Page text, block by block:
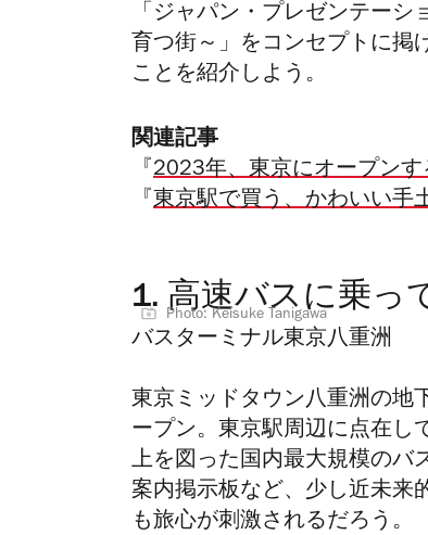
「ジャパン・プレゼンテー
育つ街～」をコンセプトに掲
ことを紹介しよう。
関連記事
『 2023年、東京にオープンす
『 東京駅で買う、かわいい手
1. 高速バスに乗っ
Photo: Keisuke Tanigawa
バスターミナル東京八重洲
東京ミッドタウン八重洲の地
ープン。東京駅周辺に点在し
上を図った国内最大規模のバ
案内掲示板など、少し近未来
も旅心が刺激されるだろう。